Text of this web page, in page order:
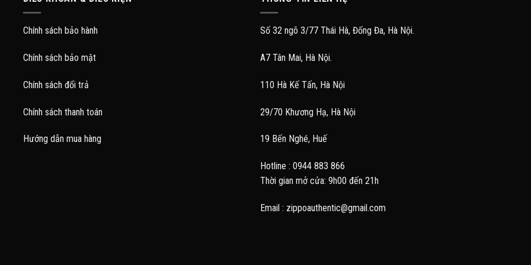
Chính sách bảo hành
Chính sách bảo mật
Chính sách đổi trả
Chính sách thanh toán
Hướng dẫn mua hàng
Số 32 ngõ 3/77 Thái Hà, Đống Đa, Hà Nội.
A7 Tân Mai, Hà Nội.
110 Hà Kế Tấn, Hà Nội
29/70 Khương Hạ, Hà Nội
19 Bến Nghé, Huế
Hotline : 0944 883 866
Thời gian mở cửa: 9h00 đến 21h
Email : zippoauthentic@gmail.com